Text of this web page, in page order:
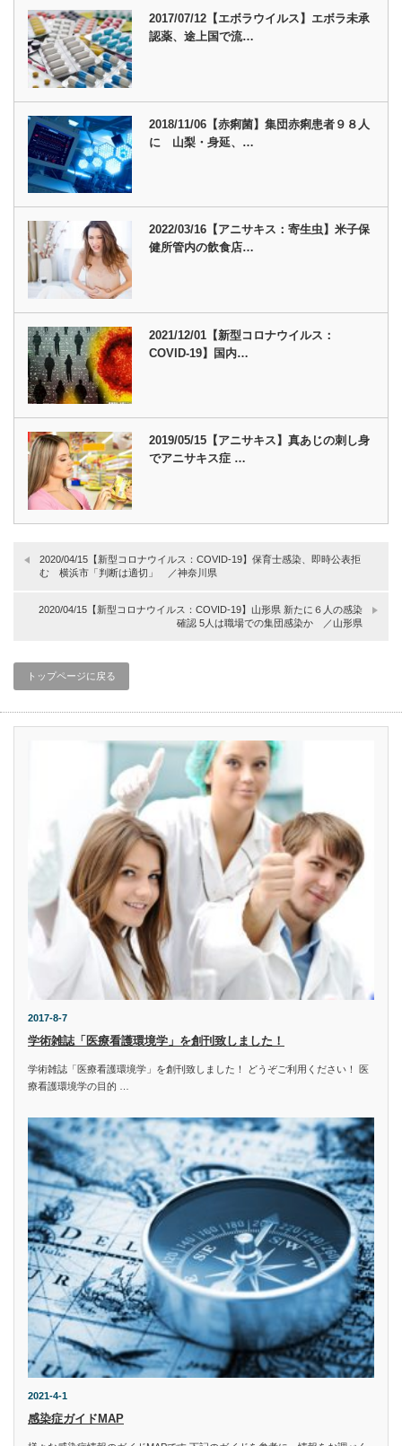
2017/07/12【エボラウイルス】エボラ未承
認薬、途上国で流…
2018/11/06【赤痢菌】集団赤痢患者９８人
に 山梨・身延、…
2022/03/16【アニサキス：寄生虫】米子保
健所管内の飲食店…
2021/12/01【新型コロナウイルス：
COVID-19】国内…
2019/05/15【アニサキス】真あじの刺し身
でアニサキス症 …
2020/04/15【新型コロナウイルス：COVID-19】保育士感染、即時公表拒
む 横浜市「判断は適切」 ／神奈川県
2020/04/15【新型コロナウイルス：COVID-19】山形県 新たに６人の感染
確認 5人は職場での集団感染か ／山形県
トップページに戻る
2017-8-7
学術雑誌「医療看護環境学」を創刊致しました！
学術雑誌「医療看護環境学」を創刊致しました！ どうぞご利用ください！ 医
療看護環境学の目的 …
2021-4-1
感染症ガイドMAP